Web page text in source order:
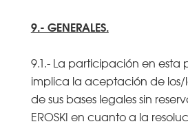
9.- GENERALES.
9.1.- La participación en esta
implica la aceptación de
de sus bases legales sin
EROSKI en cuanto a la